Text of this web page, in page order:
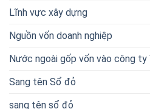
Lĩnh vực xây dựng
Nguồn vốn doanh nghiệp
Nước ngoài gốp vốn vào công ty
Sang tên Sổ đỏ
sang tên sổ đỏ